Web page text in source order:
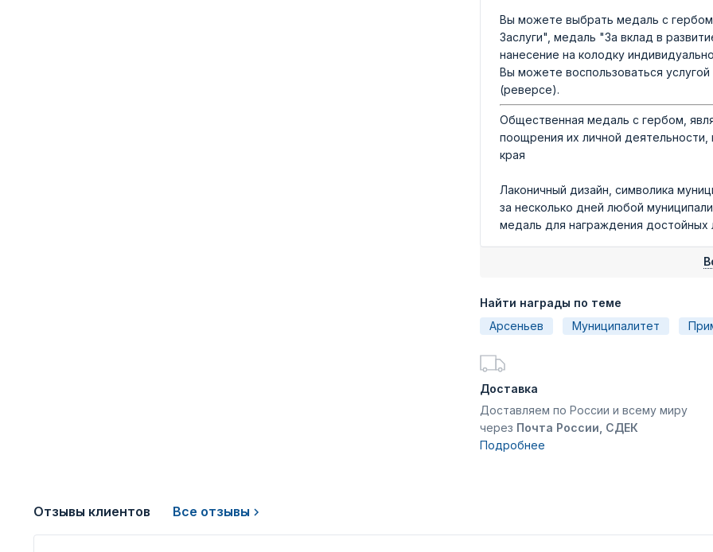
Вы можете выбрать медаль с
Заслуги", медаль "За вклад в
нанесение на колодку
Вы можете воспользоваться
(реверсе).
Общественная медаль с гербом,
поощрения их личной деятельности,
края
Лаконичный дизайн, символика
за несколько дней любой
медаль для награждения достойных
Найти награды по теме
Арсеньев
Муниципалитет
Доставка
Доставляем по России и всему миру
через Почта России, СДЕК
Подробнее
Отзывы клиентов Все отзывы